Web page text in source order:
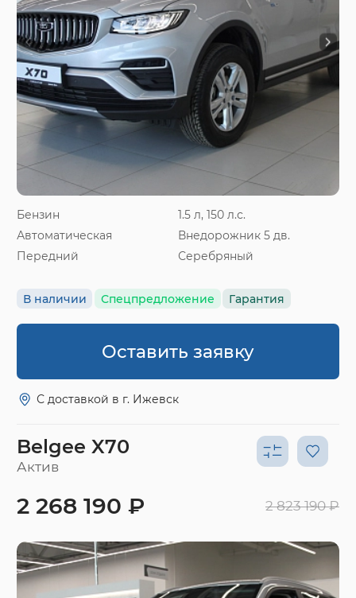
Бензин
1.5 л, 150 л.с.
Автоматическая
Внедорожник 5 дв.
Передний
Серебряный
В наличии Спецпредложение Гарантия
Оставить заявку
С доставкой в г. Ижевск
Belgee X70
Актив
2 268 190 ₽ 2 823 190 ₽